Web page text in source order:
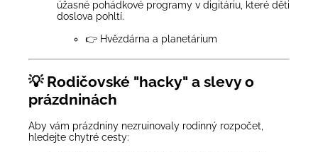
úžasné pohádkové programy v digitáriu, které děti
doslova pohltí.
👉 Hvězdárna a planetárium
💡 Rodičovské "hacky" a slevy o
prázdninách
Aby vám prázdniny nezruinovaly rodinný rozpočet,
hledejte chytré cesty: